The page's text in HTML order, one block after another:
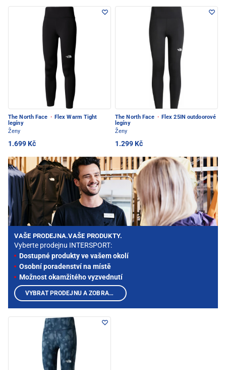
The North Face · Flex Warm Tight
legíny
Ženy
1.699 Kč
The North Face · Flex 25IN outdoorové
legíny
Ženy
1.299 Kč
VAŠE PRODEJNA.VAŠE PRODUKTY.
Vyberte prodejnu INTERSPORT:
Dostupné produkty ve vašem okolí
Osobní poradenství na místě
Možnost okamžitého vyzvednutí
VYBRAT PRODEJNU A ZOBRAZIT PRODUKTY